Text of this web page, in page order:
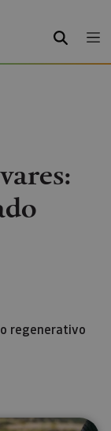
BUSCAR
regenerativo